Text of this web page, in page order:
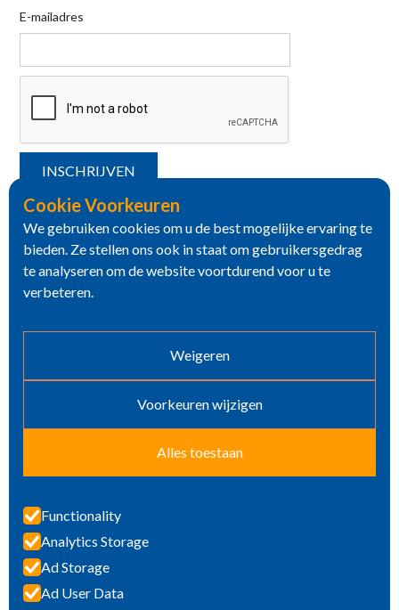
E-mailadres
TOTAL CONCRETE
PROTECTION
Cookie Voorkeuren
We gebruiken cookies om u de best mogelijke ervaring te
bieden. Ze stellen ons ook in staat om gebruikersgedrag
te analyseren om de website voortdurend voor u te
verbeteren.
Weigeren
Voorkeuren wijzigen
Alles toestaan
Functionality
Analytics Storage
Ad Storage
Ad User Data